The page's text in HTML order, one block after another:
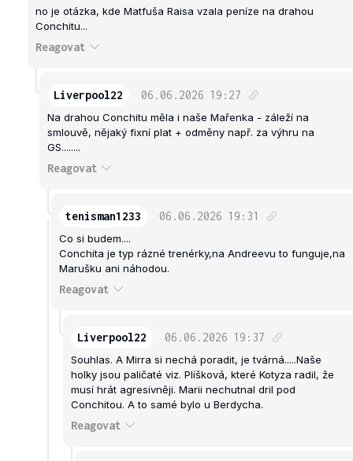
no je otázka, kde Matfuša Raisa vzala peníze na drahou
Conchitu...
Reagovat
Liverpool22 06.06.2026 19:27
Na drahou Conchitu měla i naše Mařenka - záleží na
smlouvě, nějaký fixní plat + odměny např. za výhru na
GS........
Reagovat
tenisman1233 06.06.2026 19:31
Co si budem....
Conchita je typ rázné trenérky,na Andreevu to funguje,na
Marušku ani náhodou.
Reagovat
Liverpool22 06.06.2026 19:37
Souhlas. A Mirra si nechá poradit, je tvárná.....Naše
holky jsou paličaté viz. Plíšková, které Kotyza radil, že
musí hrát agresivněji. Marii nechutnal dril pod
Conchitou. A to samé bylo u Berdycha.
Reagovat